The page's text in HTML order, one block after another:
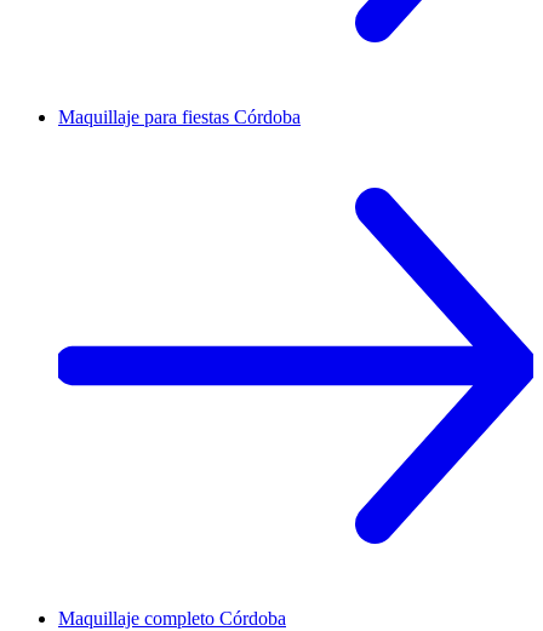
Maquillaje para fiestas Córdoba
Maquillaje completo Córdoba